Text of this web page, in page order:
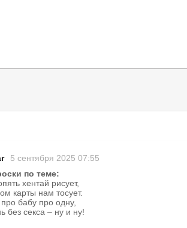
5 сентября 2025 07:55
по теме:
хентай рисует,
карты нам тосует.
бабу про одну,
без секса – ну и ну!